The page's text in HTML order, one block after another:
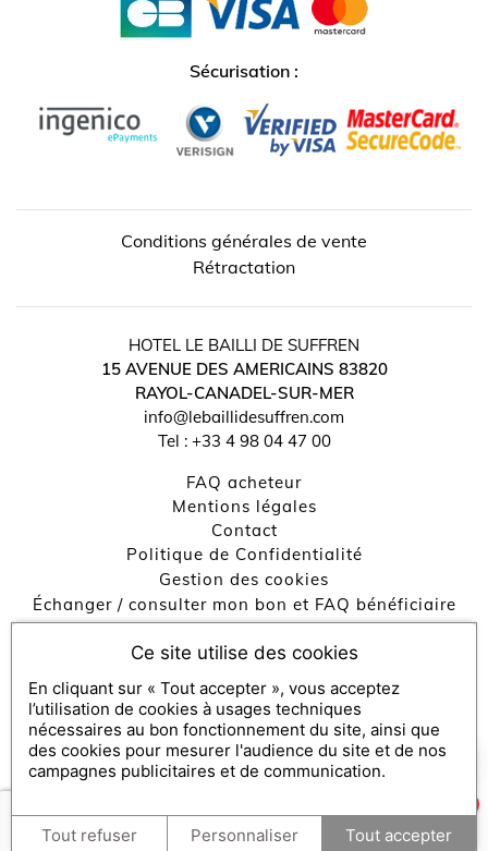
Sécurisation :
Conditions générales de vente
Rétractation
HOTEL LE BAILLI DE SUFFREN
15 AVENUE DES AMERICAINS 83820
RAYOL-CANADEL-SUR-MER
info@lebaillidesuffren.com
Tel : +33 4 98 04 47 00
FAQ acheteur
Mentions légales
contact
Politique de Confidentialité
Gestion des cookies
Échanger / consulter mon bon et FAQ bénéficiaire
Engagements RSE
Console SecretBox ®, éditeur de la solution de chèques et
coffrets cadeaux
Partenaires médias :SecretBox
Comment puis-je vous aider ?
Ce site utilise des cookies
En cliquant sur « Tout accepter », vous acceptez
l’utilisation de cookies à usages techniques
nécessaires au bon fonctionnement du site, ainsi que
des cookies pour mesurer l'audience du site et de nos
campagnes publicitaires et de communication.
Tout refuser Personnaliser Tout accepter